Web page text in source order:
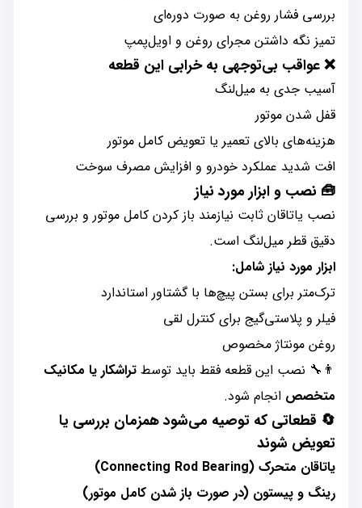
بررسی فشار روغن به صورت دوره‌ای
تمیز نگه داشتن مجرای روغن و اویل‌پمپ
❌عواقب بی‌توجهی به خرابی این قطعه
آسیب جدی به میل‌لنگ
قفل شدن موتور
هزینه‌های بالای تعمیر یا تعویض کامل موتور
افت شدید عملکرد خودرو و افزایش مصرف سوخت
🧰 نصب و ابزار مورد نیاز
نصب یاتاقان ثابت نیازمند باز کردن کامل موتور و بررسی
دقیق قطر میل‌لنگ است.
ابزار مورد نیاز شامل:
ترک‌متر برای بستن پیچ‌ها با گشتاور استاندارد
فیلر و پلاستی‌گیج برای کنترل لقی
روغن مونتاژ مخصوص
👨‍🔧 نصب این قطعه فقط باید توسط تراشکار یا مکانیک
متخصص انجام شود.
🔄 قطعاتی که توصیه می‌شود همزمان بررسی یا
تعویض شوند
یاتاقان متحرک (Connecting Rod Bearing)
رینگ و پیستون (در صورت باز شدن کامل موتور)